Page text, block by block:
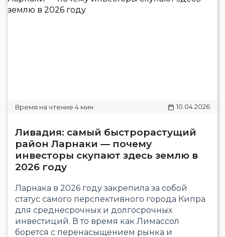
10.04.2026
Ливадия: самый быстрорастущий
район Ларнаки — почему
инвесторы скупают здесь землю в
2026 году
Ларнака в 2026 году закрепила за собой
статус самого перспективного города Кипра
для среднесрочных и долгосрочных
инвестиций. В то время как Лимассол
борется с перенасыщением рынка и